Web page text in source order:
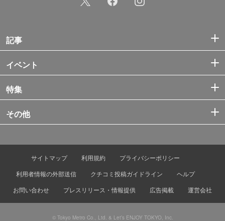
記事
イベント
特集
その他
サイトマップ 利用規約
プライバシーポリシー
利用者情報の外部送信
クチコミ投稿ガイドライン
ヘルプ
お問い合わせ
プレスリリース・情報提供 広告掲載 運営会社
© Tokyo Metro Co., Ltd. & Let’s ENJOY TOKYO, Inc.